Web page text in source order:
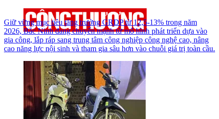
Giữ vững mục tiêu tăng trưởng GRDP từ 12,5-13% trong năm
2026, Bắc Ninh đang chuyển mạnh từ mô hình phát triển dựa vào
gia công, lắp ráp sang trung tâm công nghiệp công nghệ cao, nâng
cao năng lực nội sinh và tham gia sâu hơn vào chuỗi giá trị toàn cầu.